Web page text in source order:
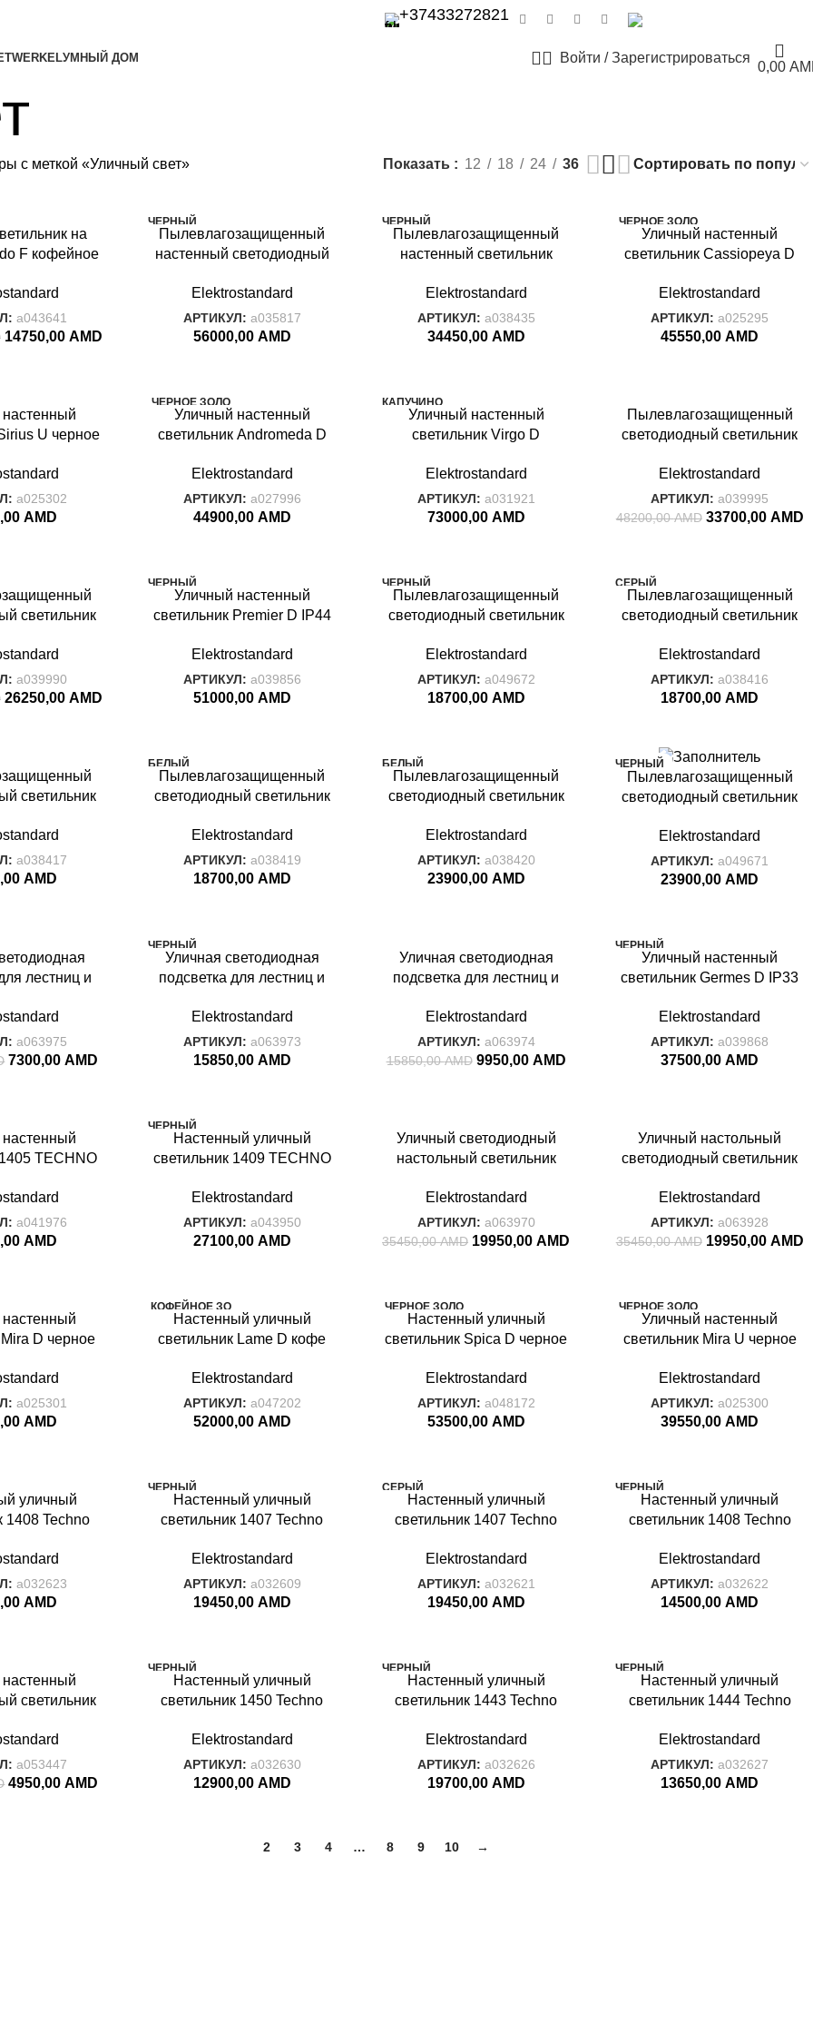
+37433272821
WERKELУМНЫЙ ДОМ Войти / Зарегистрироваться
0,00
с меткой «Уличный свет» Показать 12 18 24 36
на
F кофейное
a043641
14750,00 AMD
ЧЕРНЫЙ
Пылевлагозащищенный
настенный светодиодный
1671 Techno LED черный
Elektrostandard
АРТИКУЛ: a035817
56000,00 AMD
ЧЕРНЫЙ
Пылевлагозащищенный
настенный светильник
Techno черный
Elektrostandard
АРТИКУЛ: a038435
34450,00 AMD
ЧЕРНОЕ ЗОЛО
ТО
CASSIOPEYA
Уличный настенный
светильник Cassiopeya D
Cassiopeya D черное
золото
Elektrostandard
АРТИКУЛ:a025295
45550,00AMD
U черное
a025302
AMD
ЧЕРНОЕ ЗОЛО
ТО
ANDROMEDA
Уличный настенный
светильник Andromeda D
8024D
Elektrostandard
АРТИКУЛ: a027996
44900,00 AMD
КАПУЧИНО
Уличный настенный
светильник Virgo D
капучино (арт. GLXT-1450D)
Elektrostandard
АРТИКУЛ: a031921
73000,00 AMD
CONCEPT
Пылевлагозащищенный
светодиодный светильник
Techno LED белый
Elektrostandard
АРТИКУЛ:a039995
48200,00AMD 33700,00 AMD
щенный
светильник
белый
a039990
26250,00 AMD
ЧЕРНЫЙ
Уличный настенный
светильник Premier D IP44
Elektrostandard
АРТИКУЛ: a039856
51000,00 AMD
ЧЕРНЫЙ
Пылевлагозащищенный
светодиодный светильник
1555 TECHNO LED
Elektrostandard
АРТИКУЛ: a049672
18700,00 AMD
СЕРЫЙ
Пылевлагозащищенный
светодиодный светильник
1555 Techno LED серый
Elektrostandard
АРТИКУЛ:a038416
18700,00AMD
светильник
LED серый
a038417
AMD
БЕЛЫЙ
Пылевлагозащищенный
светодиодный светильник
1555 Techno LED белый
Elektrostandard
АРТИКУЛ: a038419
18700,00 AMD
БЕЛЫЙ
Пылевлагозащищенный
светодиодный светильник
1551 Techno LED белый
Elektrostandard
АРТИКУЛ: a038420
23900,00 AMD
ЧЕРНЫЙ
TWINKY
Пылевлагозащищенный
светодиодный светильник
1551 Techno LED чёрный
Elektrostandard
АРТИКУЛ:a049671
23900,00AMD
лестниц и
a063975
7300,00AMD
ЧЕРНЫЙ
BIT
Уличная светодиодная
подсветка для лестниц и
Elektrostandard
АРТИКУЛ: a063973
15850,00 AMD
СЕРЫЙ
Уличная светодиодная
подсветка для лестниц и
Elektrostandard
АРТИКУЛ: a063974
15850,00AMD 9950,00 AMD
ЧЕРНЫЙ
GERMES
Уличный настенный
светильник Germes D IP33
Elektrostandard
АРТИКУЛ:a039868
37500,00AMD
TECHNO
a041976
AMD
ЧЕРНЫЙ
GRID
Настенный уличный
светильник 1409 TECHNO
чёрный
Elektrostandard
АРТИКУЛ: a043950
27100,00 AMD
ЧЕРНЫЙ
Уличный светодиодный
настольный светильник
аккумулятором IP54
TL70220 черный
Elektrostandard
АРТИКУЛ: a063970
35450,00AMD 19950,00AMD
БЕЛЫЙ
Уличный настольный
светодиодный светильник
TL70220 белый
Elektrostandard
АРТИКУЛ:a063928
35450,00AMD 19950,00 AMD
D черное
a025301
AMD
КОФЕЙНОЕ ЗО
ЛОТО
LAME
Настенный уличный
светильник Lame D кофе
Elektrostandard
АРТИКУЛ: a047202
52000,00 AMD
ЧЕРНОЕ ЗОЛО
ТО
SPICA
Настенный уличный
светильник Spica D черное
Elektrostandard
АРТИКУЛ: a048172
53500,00 AMD
ЧЕРНОЕ ЗОЛО
ТО
MIRA
Уличный настенный
светильник Mira U черное
золото
Elektrostandard
АРТИКУЛ:a025300
39550,00AMD
уличный
1408 Techno
a032623
AMD
ЧЕРНЫЙ
STRADA
Настенный уличный
светильник 1407 Techno
черный
Elektrostandard
АРТИКУЛ: a032609
19450,00 AMD
СЕРЫЙ
STRADA
Настенный уличный
светильник 1407 Techno
cерый
Elektrostandard
АРТИКУЛ: a032621
19450,00 AMD
ЧЕРНЫЙ
STRADA
Настенный уличный
светильник 1408 Techno
черный
Elektrostandard
АРТИКУЛ:a032622
14500,00AMD
светильник
белый
a053447
4950,00AMD
ЧЕРНЫЙ
IGNIS
Настенный уличный
светильник 1450 Techno
черный
Elektrostandard
АРТИКУЛ: a032630
12900,00 AMD
ЧЕРНЫЙ
IGNIS
Настенный уличный
светильник 1443 Techno
черный
Elektrostandard
АРТИКУЛ: a032626
19700,00 AMD
ЧЕРНЫЙ
IGNIS
Настенный уличный
светильник 1444 Techno
черный
Elektrostandard
АРТИКУЛ:a032627
13650,00AMD
2 3 4 … 8 9 10 →